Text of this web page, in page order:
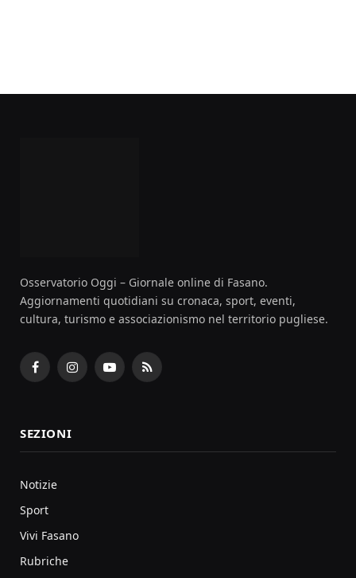
Osservatorio Oggi – Giornale online di Fasano.
Aggiornamenti quotidiani su cronaca, sport, eventi,
cultura, turismo e associazionismo nel territorio pugliese.
FacebookInstagramYouTubeRSS
SEZIONI
Notizie
Sport
Vivi Fasano
Rubriche